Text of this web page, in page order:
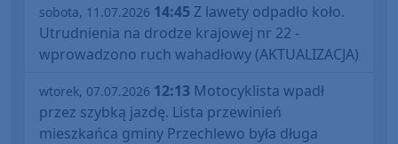
sobota, 11.07.2026 14:45 Z lawety odpadło koło.
Utrudnienia na drodze krajowej nr 22 -
wprowadzono ruch wahadłowy (AKTUALIZACJA)
wtorek, 07.07.2026 12:13 Motocyklista wpadł
przez szybką jazdę. Lista przewinień
mieszkańca gminy Przechlewo była długa